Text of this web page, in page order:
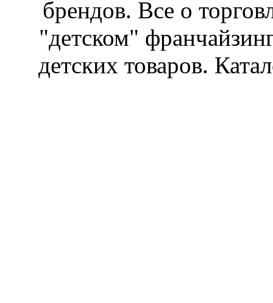
брендов. Все о
"детском"
детских товаров.